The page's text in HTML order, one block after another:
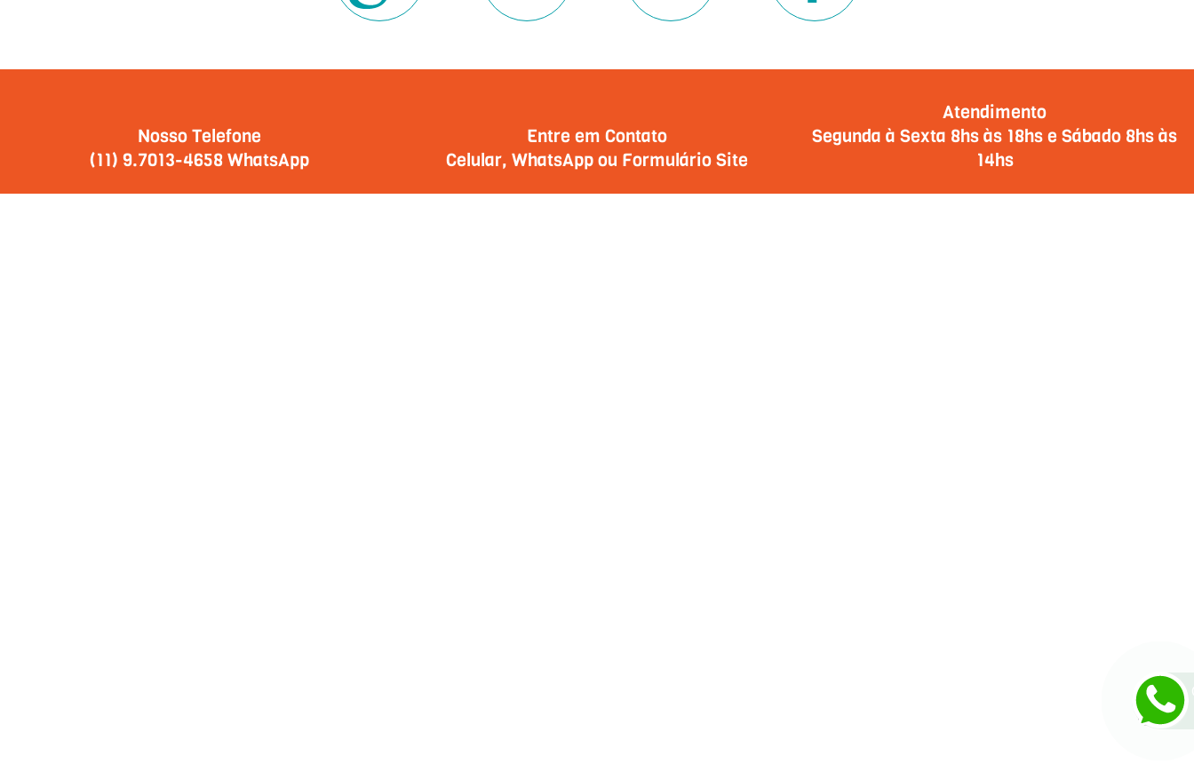
Nosso Telefone
(11) 9.7013-4658 WhatsApp
Entre em Contato
Celular, WhatsApp ou Formulário Site
Atendimento
Segunda à Sexta 8hs às 18hs e Sábado 8hs às
14hs